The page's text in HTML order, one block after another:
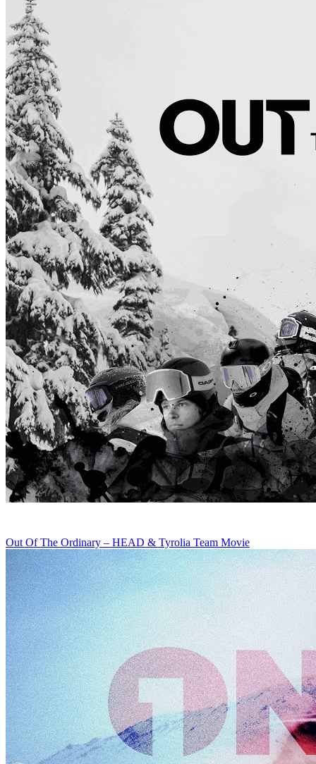
Out Of The Ordinary – HEAD & Tyrolia Team Movie